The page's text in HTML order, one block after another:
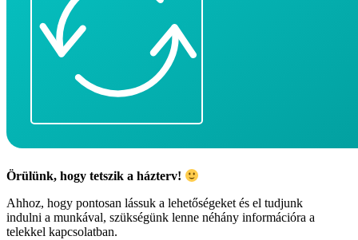
Örülünk, hogy tetszik a házterv!
Ahhoz, hogy pontosan lássuk a lehetőségeket és el tudjunk
indulni a munkával, szükségünk lenne néhány információra a
telekkel kapcsolatban.